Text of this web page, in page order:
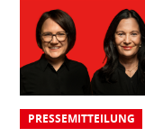
PRESSEMITTEILUNG